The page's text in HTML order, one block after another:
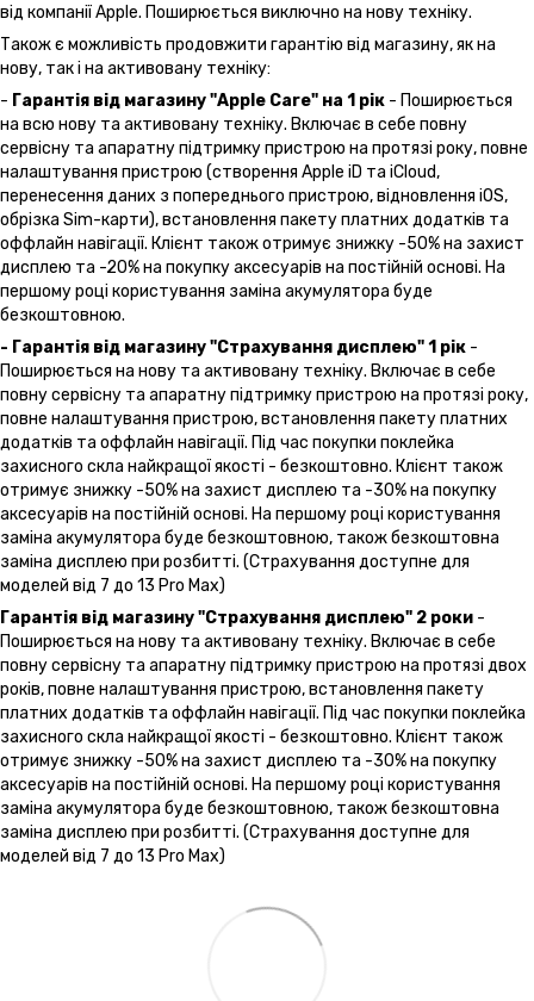
від компанії Apple. Поширюється виключно на нову техніку.
Також є можливість продовжити гарантію від магазину, як на
нову, так і на активовану техніку:
- Гарантія від магазину "Apple Care" на 1 рік - Поширюється
на всю нову та активовану техніку. Включає в себе повну
сервісну та апаратну підтримку пристрою на протязі року, повне
налаштування пристрою (створення Apple iD та iCloud,
перенесення даних з попереднього пристрою, відновлення іOS,
обрізка Sim-карти), встановлення пакету платних додатків та
оффлайн навігації. Клієнт також отримує знижку -50% на захист
дисплею та -20% на покупку аксесуарів на постійній основі. На
першому році користування заміна акумулятора буде
безкоштовною.
- Гарантія від магазину "Страхування дисплею" 1 рік -
Поширюється на нову та активовану техніку. Включає в себе
повну сервісну та апаратну підтримку пристрою на протязі року,
повне налаштування пристрою, встановлення пакету платних
додатків та оффлайн навігації. Під час покупки поклейка
захисного скла найкращої якості - безкоштовно. Клієнт також
отримує знижку -50% на захист дисплею та -30% на покупку
аксесуарів на постійній основі. На першому році користування
заміна акумулятора буде безкоштовною, також безкоштовна
заміна дисплею при розбитті. (Страхування доступне для
моделей від 7 до 13 Pro Max)
Гарантія від магазину "Страхування дисплею" 2 роки -
Поширюється на нову та активовану техніку. Включає в себе
повну сервісну та апаратну підтримку пристрою на протязі двох
років, повне налаштування пристрою, встановлення пакету
платних додатків та оффлайн навігації. Під час покупки поклейка
захисного скла найкращої якості - безкоштовно. Клієнт також
отримує знижку -50% на захист дисплею та -30% на покупку
аксесуарів на постійній основі. На першому році користування
заміна акумулятора буде безкоштовною, також безкоштовна
заміна дисплею при розбитті. (Страхування доступне для
моделей від 7 до 13 Pro Max)